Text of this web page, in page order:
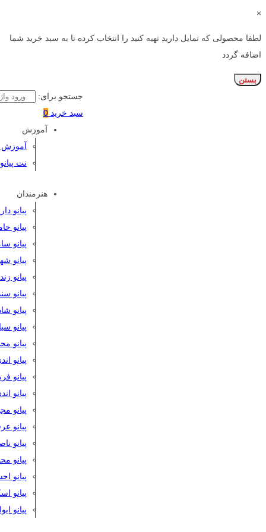
×
لطفا محصولی که تمایل دارید تهیه کنید را انتخاب کرده تا به سبد خرید شما
اضافه گردد
بستن
جستجو برای:
سبد خرید 0
آموزش
آموزش
نت پیانو
هنرمندان
پیانو
پیانو
پیانو
پیانو
پیانو
پیانو
پیانو
پیانو
پیانو
پیانو
پیانو
پیانو
پیانو
پیانو
پیانو
پیانو
پیانو
پیانو
پیانو